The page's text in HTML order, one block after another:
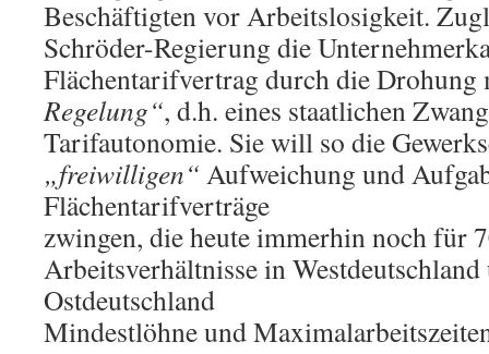
Beschäftigten vor Arbeitslosigkeit.
Schröder-Regierung die
Flächentarifvertrag durch die
Regelung“, d.h. eines staatlichen
Tarifautonomie. Sie will so die
„freiwilligen“ Aufweichung und
Flächentarifverträge
zwingen, die heute immerhin noch für
Arbeitsverhältnisse in
Ostdeutschland
Mindestlöhne und